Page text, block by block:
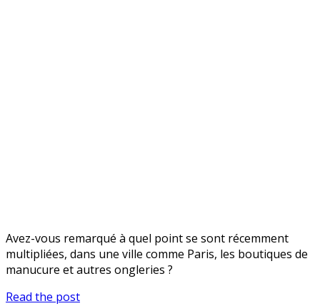
Avez-vous remarqué à quel point se sont récemment
multipliées, dans une ville comme Paris, les boutiques de
manucure et autres ongleries ?
Read the postSes